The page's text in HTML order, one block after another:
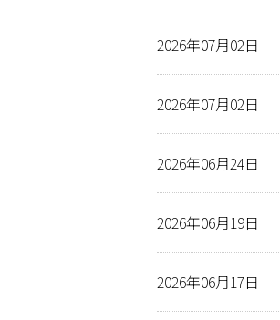
2026年07月02日
2026年07月02日
2026年06月24日
2026年06月19日
2026年06月17日